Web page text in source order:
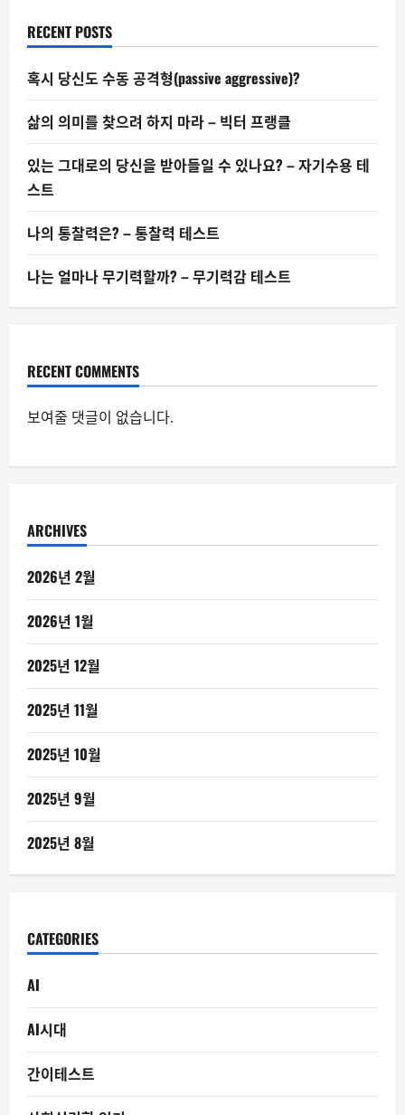
RECENT POSTS
혹시 당신도 수동 공격형(passive aggressive)?
삶의 의미를 찾으려 하지 마라 – 빅터 프랭클
있는 그대로의 당신을 받아들일 수 있나요? – 자기수용 테
스트
나의 통찰력은? – 통찰력 테스트
나는 얼마나 무기력할까? – 무기력감 테스트
RECENT COMMENTS
보여줄 댓글이 없습니다.
ARCHIVES
2026년 2월
2026년 1월
2025년 12월
2025년 11월
2025년 10월
2025년 9월
2025년 8월
CATEGORIES
AI
AI시대
간이테스트